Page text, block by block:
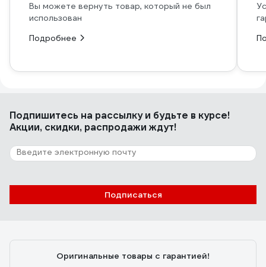
Вы можете вернуть товар, который не был
использован
Подробнее
Подпишитесь на рассылкуи будьте в курсе!
Акции, скидки, распродажи ждут!
Подписаться
Оригинальные товары с гарантией!